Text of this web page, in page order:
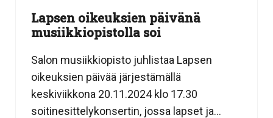
Lapsen oikeuksien päivänä
musiikkiopistolla soi
Salon musiikkiopisto juhlistaa Lapsen
oikeuksien päivää järjestämällä
keskiviikkona 20.11.2024 klo 17.30
soitinesittelykonsertin, jossa lapset ja...